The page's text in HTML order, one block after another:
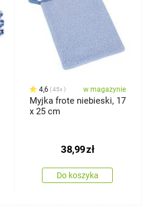
4,6 45x w magazynie
Myjka frote niebieski, 17
x 25 cm
38,99zł
Do koszyka